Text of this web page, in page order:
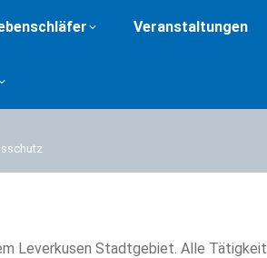
Veranstaltungen
Leverkusen Stadtgebiet. Alle